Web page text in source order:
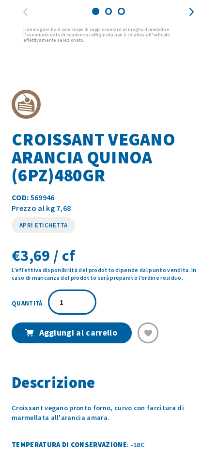
CROISSANT VEGANO
ARANCIA QUINOA
(6PZ)480GR
COD: 569946
Prezzo al kg 7,68
APRI ETICHETTA
€3,69 / cf
L’effettiva disponibilità del prodotto dipende dal punto vendita. In
caso di mancanza del prodotto sarà preparato l’ordine residuo.
CROISSANT
VEGANO
ARANCIA
(6PZ)480GR
Aggiungi al carrello
Descrizione
Croissant vegano pronto forno, curvo con farcitura di
marmellata all'arancia amara.
TEMPERATURA DI CONSERVAZIONE: -18C